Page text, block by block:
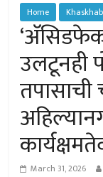
Home
उलटूनही
March 31, 2026